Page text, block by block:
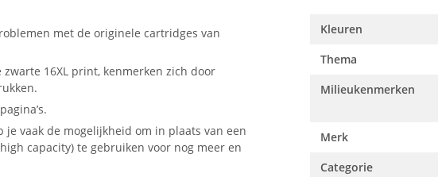
met de originele cartridges van
16XL print, kenmerken zich door
vaak de mogelijkheid om in plaats van een
capacity) te gebruiken voor nog meer en
Kleuren
Thema
Milieukenmerken
Merk
Categorie